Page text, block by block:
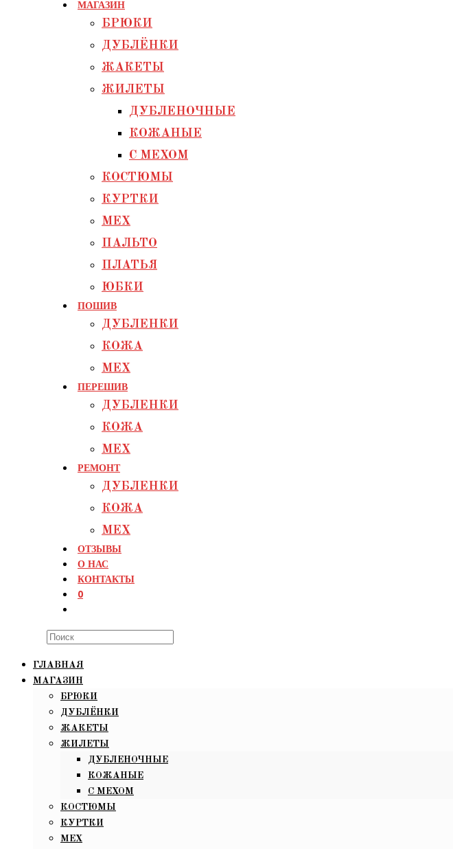
МАГАЗИН
БРЮКИ
ДУБЛЁНКИ
ЖАКЕТЫ
ЖИЛЕТЫ
ДУБЛЕНОЧНЫЕ
КОЖАНЫЕ
С МЕХОМ
КОСТЮМЫ
КУРТКИ
МЕХ
ПАЛЬТО
ПЛАТЬЯ
ЮБКИ
ПОШИВ
ДУБЛЕНКИ
КОЖА
МЕХ
ПЕРЕШИВ
ДУБЛЕНКИ
КОЖА
МЕХ
РЕМОНТ
ДУБЛЕНКИ
КОЖА
МЕХ
ОТЗЫВЫ
О НАС
КОНТАКТЫ
0
Search
website
ГЛАВНАЯ
МАГАЗИН
БРЮКИ
ДУБЛЁНКИ
ЖАКЕТЫ
ЖИЛЕТЫ
ДУБЛЕНОЧНЫЕ
КОЖАНЫЕ
С МЕХОМ
КОСТЮМЫ
КУРТКИ
МЕХ